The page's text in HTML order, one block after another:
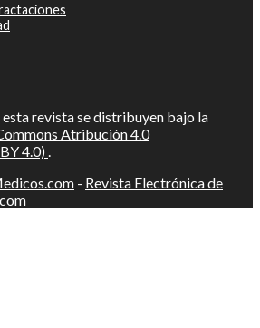
revista se distribuyen bajo la
Atribución 4.0
4.0) .
- Revista Electrónica de